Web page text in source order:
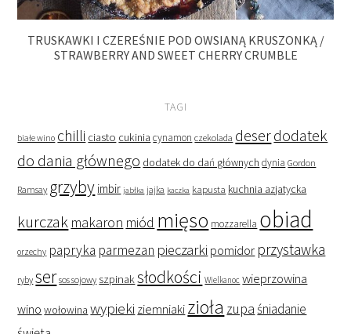
TRUSKAWKI I CZEREŚNIE POD OWSIANĄ KRUSZONKĄ /
STRAWBERRY AND SWEET CHERRY CRUMBLE
TAGI
białe wino chilli ciasto cukinia cynamon czekolada deserdodatek
do dania głównego dodatek do dań głównych dynia Gordon
Ramsay grzyby imbir jabłka jajka kaczka kapusta kuchnia azjatycka
kurczak makaron miód mięso mozzarella obiad
orzechy papryka parmezan pieczarki pomidor przystawka
ryby ser sos sojowy szpinaksłodkości Wielkanoc wieprzowina
wino wołowina wypieki ziemniaki zioła zupaśniadanie